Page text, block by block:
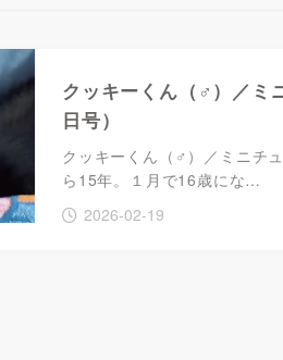
クッキーくん（♂）／ミ
日号）
クッキーくん（♂）／ミニチ
ら15年。１月で16歳にな…
2026-02-19